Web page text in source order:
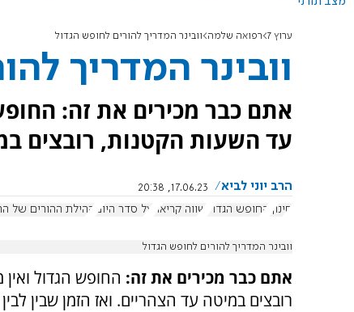
ערוץ 7 רפואה שלמה וובינר המדריך להורים לחופש הגדול
וובינר המדריך
אתם כבר מכירים את זה:
עד השעות הקטנות, רובצים
הרב יוני לביא
17.06.23, 20:38
חינוך החופש הגדול שווה קריאה על סדר היום קהילת ההורים של
וובינר המדריך להורים לחופש הגדול
אתם כבר מכירים את זה: החופש הגדול
רובצים במיטה עד הצהריים. ואז הזמן שבין